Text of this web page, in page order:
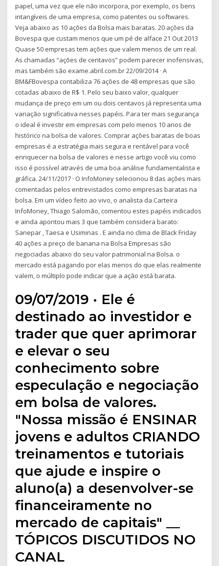
papel, uma vez que ele não incorpora, por exemplo, os bens
intangíveis de uma empresa, como patentes ou softwares.
Veja abaixo as 10 ações da Bolsa mais baratas. 20 ações da
Bovespa que custam menos que um pé de alface 21 Out 2013
Quase 50 empresas tem ações que valem menos de um real.
As chamadas “ações de centavos” podem parecer inofensivas,
mas também são exame.abril.com.br 22/09/2014 · A
BM&FBovespa contabiliza 76 ações de 48 empresas que são
cotadas abaixo de R$ 1. Pelo seu baixo valor, qualquer
mudança de preço em um ou dois centavos já representa uma
variação significativa nesses papéis. Para ter mais segurança
o ideal é investir em empresas com pelo menos 10 anos de
histórico na bolsa de valores. Comprar ações baratas de boas
empresas é a estratégia mais segura e rentável para você
enriquecer na bolsa de valores e nesse artigo você viu como
isso é possível através de uma boa análise fundamentalista e
gráfica. 24/11/2017 · O InfoMoney selecionou 8 das ações mais
comentadas pelos entrevistados como empresas baratas na
bolsa. Em um vídeo feito ao vivo, o analista da Carteira
InfoMoney, Thiago Salomão, comentou estes papéis indicados
e ainda apontou mais 3 que também considera barato:
Sanepar , Taesa e Usiminas . E ainda no clima de Black Friday
40 ações a preço de banana na Bolsa Empresas são
negociadas abaixo do seu valor patrimonial na Bolsa. o
mercado está pagando por elas menos do que elas realmente
valem, o múltiplo pode indicar que a ação está barata.
09/07/2019 · Ele é
destinado ao investidor e
trader que quer aprimorar
e elevar o seu
conhecimento sobre
especulação e negociação
em bolsa de valores.
"Nossa missão é ENSINAR
jovens e adultos CRIANDO
treinamentos e tutoriais
que ajude e inspire o
aluno(a) a desenvolver-se
financeiramente no
mercado de capitais" __
TÓPICOS DISCUTIDOS NO
CANAL